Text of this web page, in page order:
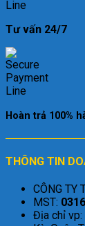
Tư vấn 24/7
Hoàn trả 100%
THÔNG TIN
CÔNG TY
MST:
Địa chỉ vp: